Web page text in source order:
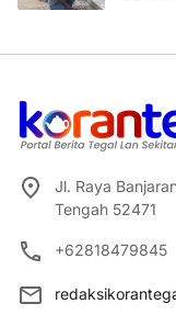
Jl. Raya
Tengah 52471
+62818479845